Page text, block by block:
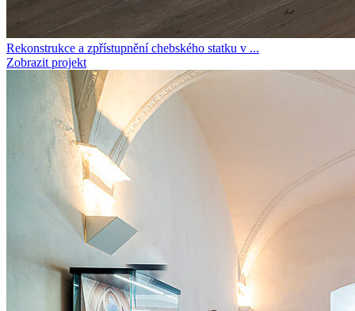
Rekonstrukce a zpřístupnění chebského statku v ...
Zobrazit projekt